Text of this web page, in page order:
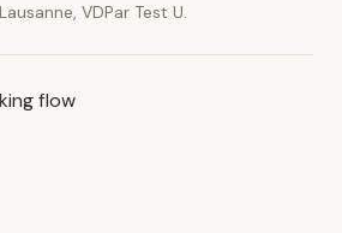
Lausanne, VDPar Test U.
flow